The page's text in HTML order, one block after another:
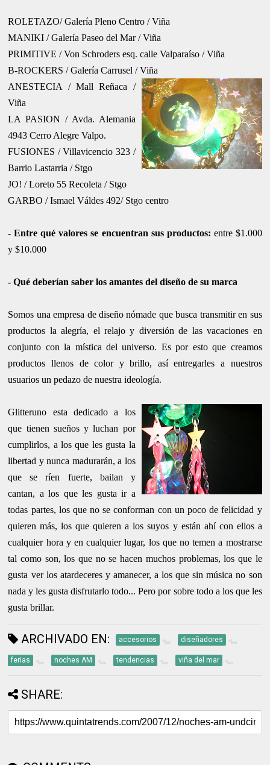
ROLETAZO/ Galería Pleno Centro / Viña
MANIKI / Galería Paseo del Mar / Viña
PRIMITIVE / Von Schroders esq. calle Valparaíso / Viña
B-ROCKERS / Galería Carrusel / Viña
ANESTECIA / Mall Reñaca /
Viña
LA PASION / Avda. Alemania
4943 Cerro Alegre Valpo.
FUSIONES / Villavicencio 323 /
Barrio Lastarria / Stgo
JO! / Loreto 55 Recoleta / Stgo
GARBO / Ismael Váldes 492/ Stgo centro
-Entre qué valores se encuentran sus productos: entre $1.000
y $10.000
-Qué deberían saber los amantes del diseño de su marca
Somos una empresa de diseño nómade que busca transmitir en sus
productos la alegría, el relajo y diversión de las vacaciones en
conjunto con la mística del universo. Es por esto que creamos
productos llenos de color y brillo, así entregarles a nuestros
usuarios un pedazo de nuestra ideología.
Glitteruno esta dedicado a los
que tienen sueños y luchan por
cumplirlos, a los que les gusta la
libertad y nunca madurarán, a los
que se ríen fuerte, bailan y
cantan, a los que les gusta ir a
todas partes, los que no se conforman con un poco de felicidad y
quieren más, los que quieren a los suyos y están ahí con ellos a
cualquier hora y en cualquier lugar, los que no temen a mostrarse
tal como son, los que no se hacen muchos problemas, los que le
gusta ver los atardeceres y amanecer, a los que sin música no son
nada y les gusta disfrutarlo todo... Pero por sobre todo a los que les
gusta brillar.
ARCHIVADO EN: accesorios diseñadores
ferias noches AM tendencias viña del mar
SHARE: